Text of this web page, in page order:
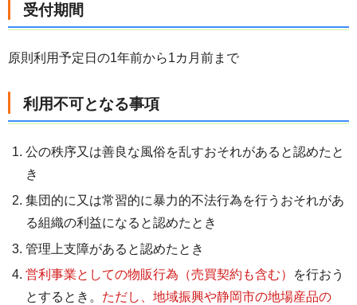
受付期間
原則利用予定日の1年前から1カ月前まで
利用不可となる事項
公の秩序又は善良な風俗を乱すおそれがあると認めたと
き
集団的に又は常習的に暴力的不法行為を行うおそれがあ
る組織の利益になると認めたとき
管理上支障があると認めたとき
営利事業としての物販行為（売買契約も含む）
を行おう
とするとき。 ただし、地域振興や静岡市の地場産品の